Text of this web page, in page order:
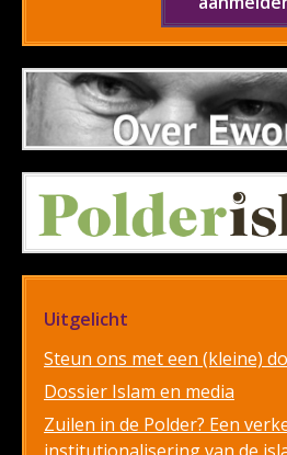
Uitgelicht
Steun ons met een (kleine)
Dossier Islam en media
Zuilen in de Polder? Een